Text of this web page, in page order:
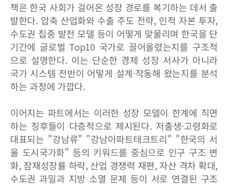
책은 한국 사회가 걸어온 성장 경로를 복기하는 데서 출
발한다. 압축 산업화와 수출 주도 전략, 인적 자본 투자,
수도권 집중 발전 모델 등이 어떻게 맞물리며 한국을 단
기간에 글로벌 Top10 국가로 끌어올렸는지를 구조적
으로 설명한다. 이는 단순한 경제 성장 서사가 아니라
국가 시스템 전반이 어떻게 설계·작동해 왔는지를 분석
하는 과정에 가깝다.
이어지는 파트에서는 이러한 성장 모델이 한계에 직면
하는 징후들이 다층적으로 제시된다. 저출생·고령화로
대표되는 "강남류" "강남아파트테크트리" "한국의 서
울 도시국가화" 등의 키워드를 중심으로 인구 구조 변
화, 잠재성장률 하락, 산업 경쟁력 재편, 자산 격차 확대,
수도권 과밀과 지방 소멸 문제 등이 서로 연결된 구조